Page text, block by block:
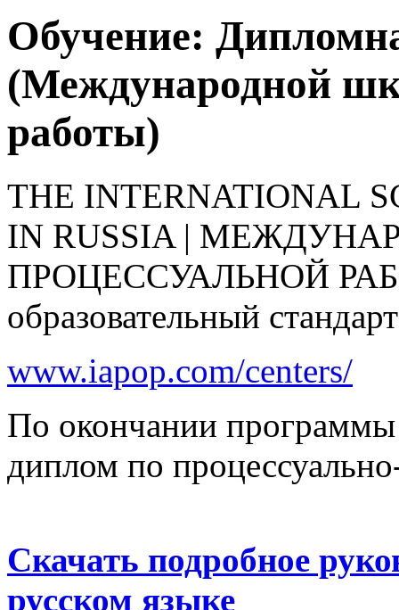
Обучение:
(Международной
работы)
THE INTERNATIONAL
IN RUSSIA |
ПРОЦЕССУАЛЬНОЙ
образовательный
www.iapop.com/centers/
По окончании
диплом по
Скачать подробное
русском языке